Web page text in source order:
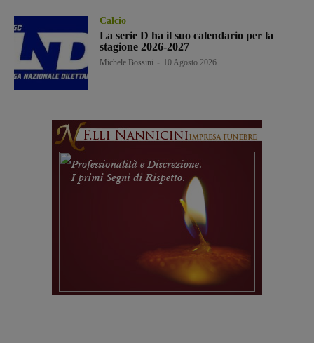
Calcio
La serie D ha il suo calendario per la
stagione 2026-2027
Michele Bossini 10 Agosto 2026